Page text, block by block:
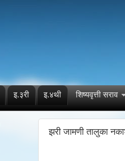
इ.३री इ.४थी शिष्यवृत्ती सराव
झरी जामणी तालुका